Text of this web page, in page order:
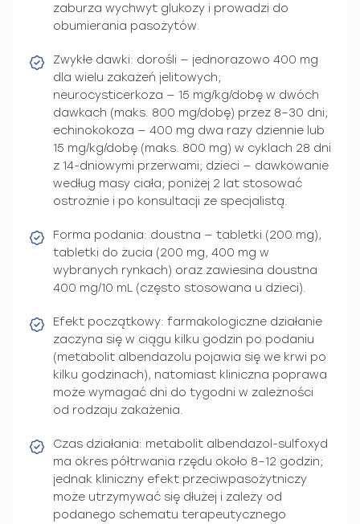
zaburza wychwyt glukozy i prowadzi do
obumierania pasożytów.
Zwykłe dawki: dorośli — jednorazowo 400 mg
dla wielu zakażeń jelitowych;
neurocysticerkoza — 15 mg/kg/dobę w dwóch
dawkach (maks. 800 mg/dobę) przez 8–30 dni;
echinokokoza — 400 mg dwa razy dziennie lub
15 mg/kg/dobę (maks. 800 mg) w cyklach 28 dni
z 14-dniowymi przerwami; dzieci — dawkowanie
według masy ciała; poniżej 2 lat stosować
ostrożnie i po konsultacji ze specjalistą.
Forma podania: doustna — tabletki (200 mg),
tabletki do żucia (200 mg, 400 mg w
wybranych rynkach) oraz zawiesina doustna
400 mg/10 mL (często stosowana u dzieci).
Efekt początkowy: farmakologiczne działanie
zaczyna się w ciągu kilku godzin po podaniu
(metabolit albendazolu pojawia się we krwi po
kilku godzinach), natomiast kliniczna poprawa
może wymagać dni do tygodni w zależności
od rodzaju zakażenia.
Czas działania: metabolit albendazol-sulfoxyd
ma okres półtrwania rzędu około 8–12 godzin;
jednak kliniczny efekt przeciwpasożytniczy
może utrzymywać się dłużej i zależy od
podanego schematu terapeutycznego